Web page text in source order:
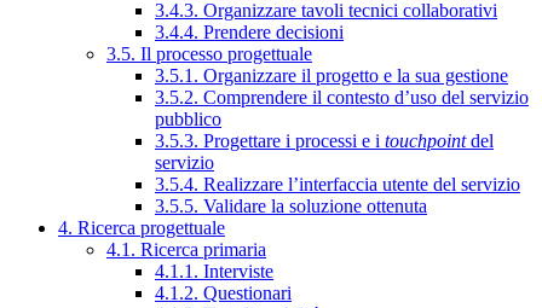
3.4.3. Organizzare tavoli tecnici collaborativi
3.4.4. Prendere decisioni
3.5. Il processo progettuale
3.5.1. Organizzare il progetto e la sua gestione
3.5.2. Comprendere il contesto d’uso del servizio
pubblico
3.5.3. Progettare i processi e i touchpointdel
servizio
3.5.4. Realizzare l’interfaccia utente del servizio
3.5.5. Validare la soluzione ottenuta
4. Ricerca progettuale
4.1. Ricerca primaria
4.1.1. Interviste
4.1.2. Questionari